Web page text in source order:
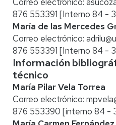
876 553391 [Interno 84 -
María de las Mercedes
Correo electrónico:
876 553391 [Interno 84 -
Información
técnico
María Pilar Vela Torrea
Correo electrónico:
876 553390 [interno 84 -